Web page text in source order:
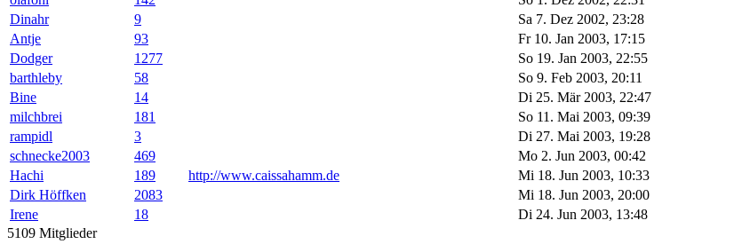
Dinahr
9
Sa 7. Dez 2002, 23:28
Antje
93
Fr 10. Jan 2003, 17:15
Dodger
1277
So 19. Jan 2003, 22:55
barthleby
58
So 9. Feb 2003, 20:11
Bine
14
Di 25. Mär 2003, 22:47
milchbrei
181
So 11. Mai 2003, 09:39
rampidl
3
Di 27. Mai 2003, 19:28
schnecke2003
469
Mo 2. Jun 2003, 00:42
Hachi
189 http://www.caissahamm.de
Mi 18. Jun 2003, 10:33
Dirk Höffken
2083
Mi 18. Jun 2003, 20:00
Irene
18
Di 24. Jun 2003, 13:48
5109 Mitglieder